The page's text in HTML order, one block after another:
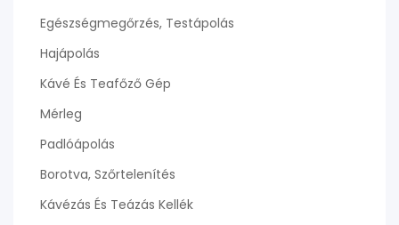
Egészségmegőrzés, Testápolás
Hajápolás
Kávé És Teafőző Gép
Mérleg
Padlóápolás
Borotva, Szőrtelenítés
Kávézás És Teázás Kellék